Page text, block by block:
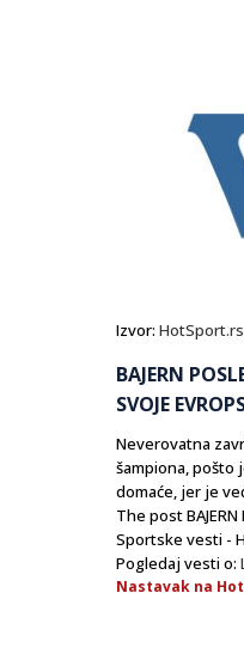
Izvor: HotSport.rs
BAJERN
SVOJE
Neverovatna
šampiona, pošto
domaće, jer je
The post
Sportske vesti -
Pogledaj vesti o:
Nastavak na